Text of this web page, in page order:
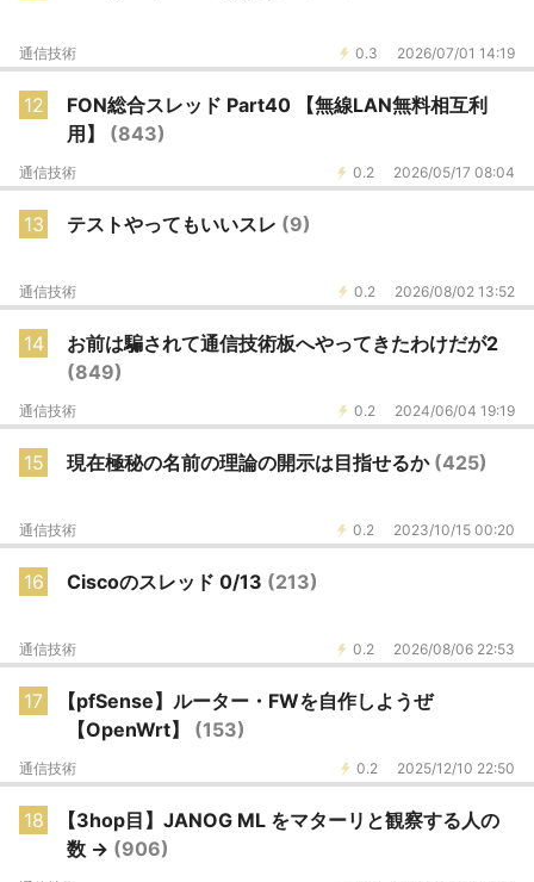
0.3 2026/07/01 14:19
通信技術
12
FON総合スレッド Part40 【無線LAN無料相互利
用】 (843)
0.2 2026/05/17 08:04
通信技術
13 テストやってもいいスレ (9)
0.2 2026/08/02 13:52
通信技術
14
お前は騙されて通信技術板へやってきたわけだが2
(849)
0.2 2024/06/04 19:19
通信技術
15 現在極秘の名前の理論の開示は目指せるか (425)
0.2 2023/10/15 00:20
通信技術
16 Ciscoのスレッド 0/13 (213)
0.2 2026/08/06 22:53
通信技術
17
【pfSense】ルーター・FWを自作しようぜ
【OpenWrt】 (153)
0.2 2025/12/10 22:50
通信技術
18
【3hop目】JANOG ML をマターリと観察する人の
数 → (906)